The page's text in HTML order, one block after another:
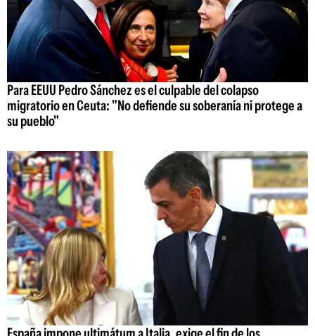
Para EEUU Pedro Sánchez es el culpable del colapso
migratorio en Ceuta: "No defiende su soberanía ni protege a
su pueblo"